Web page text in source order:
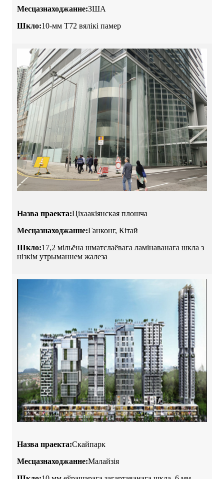
Месцазнаходжанне:ЗША
Шкло:10-мм T72 вялікі памер
Назва праекта:Ціхаакіянская плошча
Месцазнаходжанне:Ганконг, Кітай
Шкло:17,2 мільёна шматслаёвага ламінаванага шкла з
нізкім утрыманнем жалеза
Назва праекта:Скайпарк
Месцазнаходжанне:Малайзія